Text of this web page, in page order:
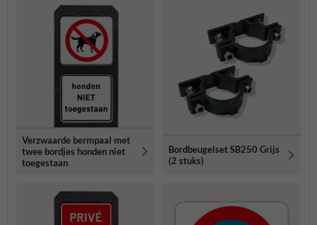
Verzwaarde bermpaal met
twee bordjes honden niet
toegestaan
Bordbeugelset SB250 Grijs
(2 stuks)